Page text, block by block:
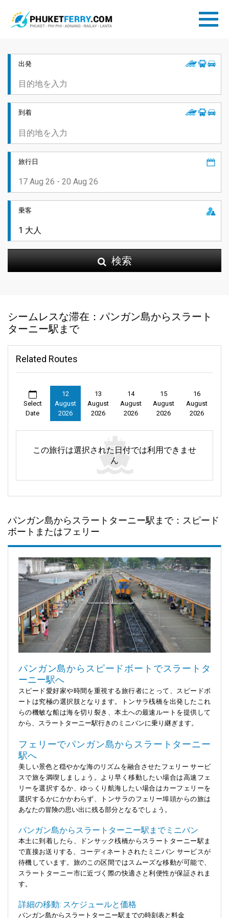
出発
到着
旅行日
乗客
検索
シームレスな滞在：パンガン島からスラート
ターニー駅まで
Related Routes
Select
Date
12
August
2026
13
August
2026
14
August
2026
15
August
2026
16
August
2026
この旅行は選択された日付では利用できませ
ん
パンガン島からスラートターニー駅まで：スピード
ボートまたはフェリー
パンガン島からスピードボートでスラートタ
ーニー駅へ
スピード愛好家や時間を重視する旅行者にとって、スピードボ
ートは究極の選択肢となります。トンサラ桟橋を出発したこれ
らの機敏な船は海を切り裂き、本土への最速ルートを提供して
から、スラートターニー駅行きのミニバンに乗り継ぎます。
フェリーでパンガン島からスラートターニー
駅へ
美しい景色と穏やかな海のリズムを融合させたフェリー サービ
スで旅を満喫しましょう。より早く移動したい場合は高速フェ
リーを選択するか、ゆっくり航海したい場合はカーフェリーを
選択するかにかかわらず、トンサラのフェリー埠頭からの旅は
あなたの冒険の思い出に残る部分となるでしょう。
パンガン島からスラートターニー駅までミニバン
本土に到着したら、ドンサック桟橋からスラートターニー駅ま
で直接お送りする、コーディネートされたミニバン サービスが
待機しています。旅のこの区間ではスムーズな移動が可能で、
スラートターニー市に近づく際の快適さと利便性が保証されま
す。
詳細の移動: スケジュールと価格
パンガン島からスラートターニー駅までの時刻表と料金